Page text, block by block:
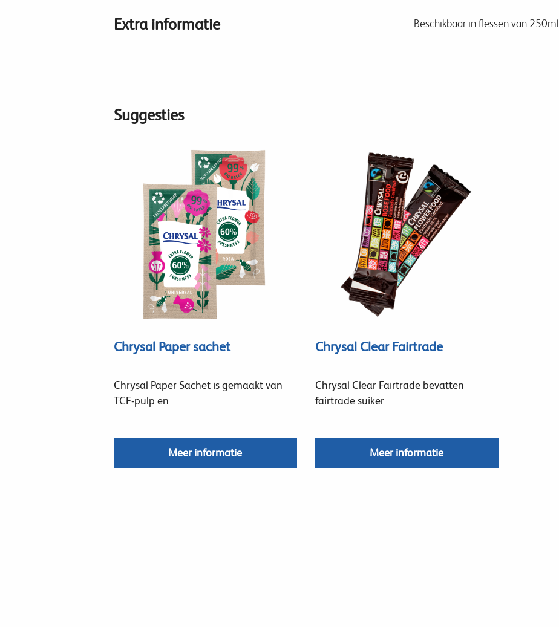
Extra informatie Beschikbaar in flessen van
Suggesties
Chrysal Paper sachet
Chrysal Paper Sachet is gemaakt van
TCF-pulp en
Meer informatie
Chrysal Clear Fairtrade
Chrysal Clear Fairtrade bevatten
fairtrade suiker
Meer informatie